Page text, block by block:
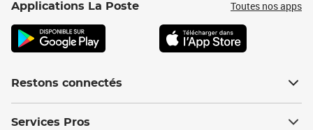
Applications La Poste Toutes nos apps
Restons connectés
Services Pros